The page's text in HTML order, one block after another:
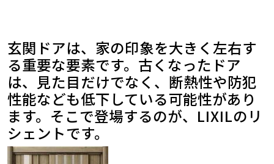
玄関ドアは、家の印象を大きく左右す
る重要な要素です。古くなったドア
は、見た目だけでなく、断熱性や防犯
性能なども低下している可能性があり
ます。そこで登場するのが、LIXILのリ
シェントです。